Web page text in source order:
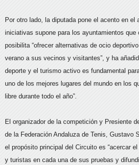
Por otro lado, la diputada pone el acento en el
iniciativas supone para los ayuntamientos que
posibilita “ofrecer alternativas de ocio
verano a sus vecinos y visitantes”, y ha
deporte y el turismo activo es fundamental
uno de los mejores lugares del mundo en los
libre durante todo el año”.
El organizador de la competición y Presiente
de la Federación Andaluza de Tenis, Gustavo
el propósito principal del Circuito es “acercar
y turistas en cada una de sus pruebas y